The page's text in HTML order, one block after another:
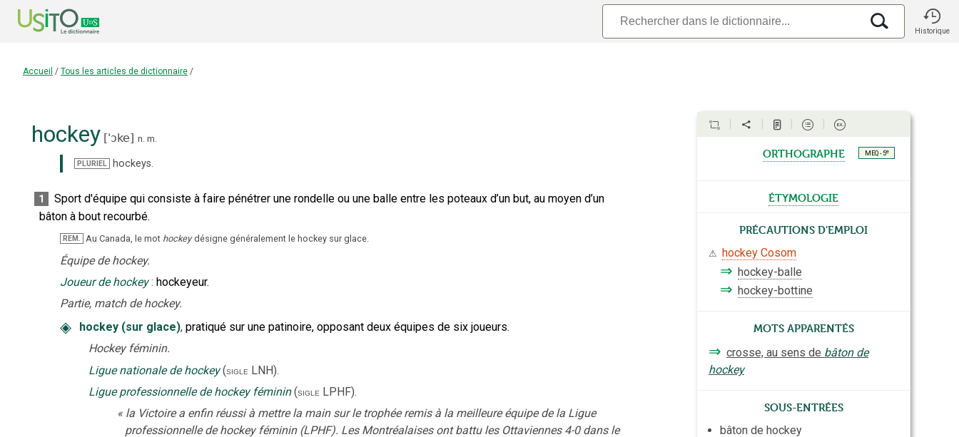
Historique
Accueil / Tous les articles de dictionnaire /
hockey ['ɔke] n. m.
PLURIEL hockeys.
1
Sport d'équipe qui consiste à faire pénétrer une rondelle ou une balle entre les poteaux d’un but, au moyen d’un
bâton à bout recourbé.
REM. Au Canada, le mot hockey désigne généralement le hockey sur glace.
Équipe de hockey.
Joueur de hockey : hockeyeur.
Partie, match de hockey.
◈ hockey (sur glace), pratiqué sur une patinoire, opposant deux équipes de six joueurs.
Hockey féminin.
Ligue nationale de hockey (sigle LNH).
Ligue professionnelle de hockey féminin (sigle LPHF).
« la Victoire a enfin réussi à mettre la main sur le trophée remis à la meilleure équipe de la Ligue
professionnelle de hockey féminin (LPHF). Les Montréalaises ont battu les Ottaviennes 4-0 dans le
orthographe MEQ - 5e
étymologie
Précautions d'emploi
⚠ hockey Cosom
⇒ hockey-balle
⇒ hockey-bottine
Mots apparentés
⇒ crosse, au sens de bâton de
hockey
Sous-entrées
bâton de hockey